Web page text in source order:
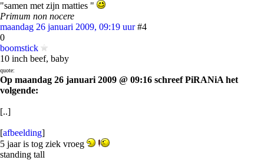
"samen met zijn matties "
Primum non nocere
maandag 26 januari 2009, 09:19 uur #4
0
boomstick
10 inch beef, baby
quote:
Op maandag 26 januari 2009 @ 09:16 schreef PiRANiA het
volgende:
[..]
[afbeelding]
5 jaar is tog ziek vroeg
standing tall